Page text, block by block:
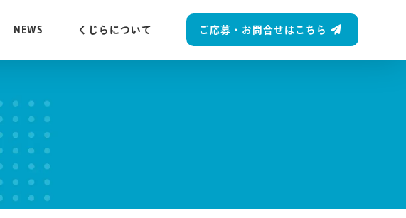
NEWS くじらについて ご応募・お問合せはこちら